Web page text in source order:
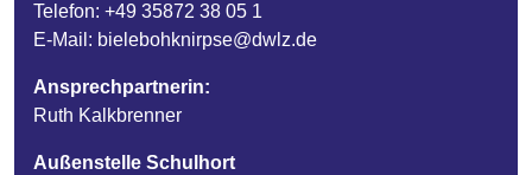
Ansprechpartnerin:
Ruth Kalkbrenner
Außenstelle Schulhort
Telefon: +49 35872 38 05 1
E-Mail: bielebohknirpse@dwlz.de